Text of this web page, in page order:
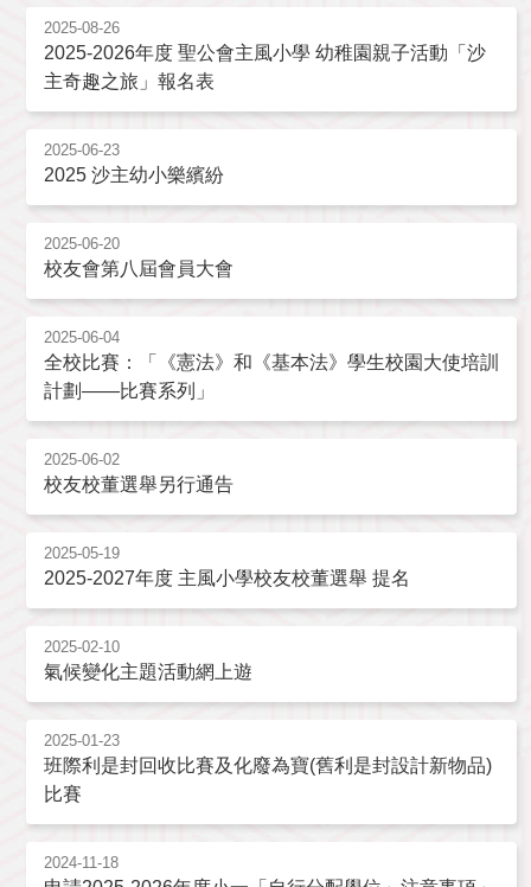
2025-08-26
2025-2026年度 聖公會主風小學 幼稚園親子活動「沙
主奇趣之旅」報名表
2025-06-23
2025 沙主幼小樂繽紛
2025-06-20
校友會第八屆會員大會
2025-06-04
全校比賽：「《憲法》和《基本法》學生校園大使培訓
計劃——比賽系列」
2025-06-02
校友校董選舉另行通告
2025-05-19
2025-2027年度 主風小學校友校董選舉 提名
2025-02-10
氣候變化主題活動網上遊
2025-01-23
班際利是封回收比賽及化廢為寶(舊利是封設計新物品)
比賽
2024-11-18